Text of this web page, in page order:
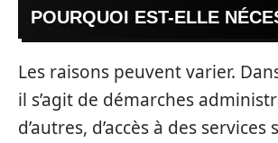
POURQUOI EST-ELLE
Les raisons peuvent varier.
il s’agit de démarches
d’autres, d’accès à des services